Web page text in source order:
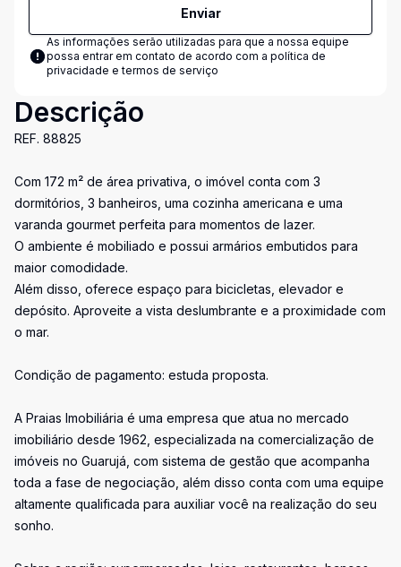
Enviar
As informações serão utilizadas para que a nossa equipe
possa entrar em contato de acordo com a política de
privacidade e termos de serviço
Descrição
REF. 88825
Com 172 m² de área privativa, o imóvel conta com 3
dormitórios, 3 banheiros, uma cozinha americana e uma
varanda gourmet perfeita para momentos de lazer.
O ambiente é mobiliado e possui armários embutidos para
maior comodidade.
Além disso, oferece espaço para bicicletas, elevador e
depósito. Aproveite a vista deslumbrante e a proximidade com
o mar.
Condição de pagamento: estuda proposta.
A Praias Imobiliária é uma empresa que atua no mercado
imobiliário desde 1962, especializada na comercialização de
imóveis no Guarujá, com sistema de gestão que acompanha
toda a fase de negociação, além disso conta com uma equipe
altamente qualificada para auxiliar você na realização do seu
sonho.